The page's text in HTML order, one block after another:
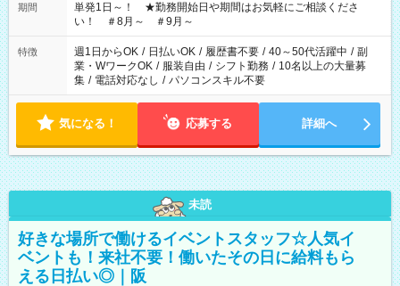
期間
単発1日～！ ★勤務開始日や期間はお気軽にご相談くださ
い！ ＃8月～ ＃9月～
特徴 週1日からOK / 日払いOK / 履歴書不要 / 40～50代活躍中 / 副
業・WワークOK / 服装自由 / シフト勤務 / 10名以上の大量募
集 / 電話対応なし / パソコンスキル不要
気になる！ 応募する 詳細へ
未読
好きな場所で働けるイベントスタッフ☆人気イ
ベントも！来社不要！働いたその日に給料もら
える日払い◎｜阪